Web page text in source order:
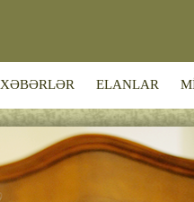
XƏBƏRLƏR ELANLAR